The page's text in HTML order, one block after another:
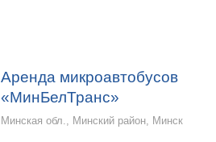
Аренда микроавтобусов
«МинБелТранс»
Минская обл., Минский район, Минск